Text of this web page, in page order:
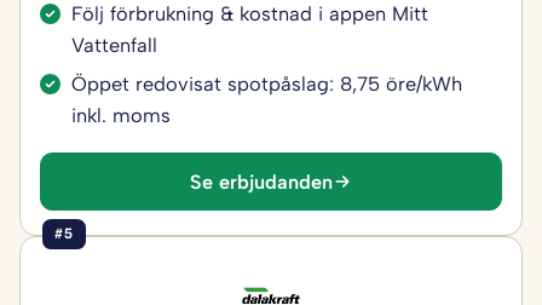
Följ förbrukning & kostnad i appen Mitt
Vattenfall
Öppet redovisat spotpåslag: 8,75 öre/kWh
inkl. moms
Se erbjudanden
#5